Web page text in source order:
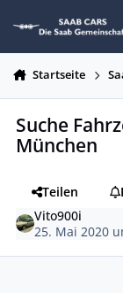
Startseite
Suche
München
Teilen
Vito900i
25. Mai 2020